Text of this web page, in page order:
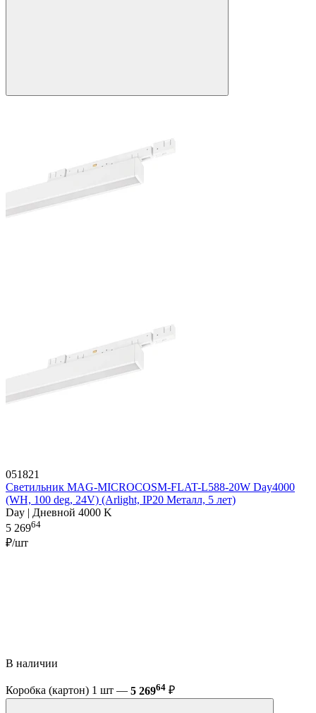
051821
Светильник MAG-MICROCOSM-FLAT-L588-20W Day4000
(WH, 100 deg, 24V) (Arlight, IP20 Металл, 5 лет)
Day | Дневной 4000 K
5 26964
₽/шт
В наличии
Коробка (картон) 1 шт — 5 26964 ₽